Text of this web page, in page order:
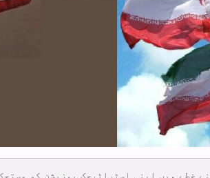
خطے میں اپنی اسٹراٹیجک پوزیشن کو